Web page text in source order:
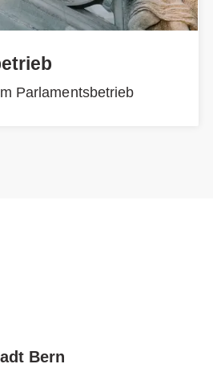
Parlamentsbetrieb
Bern